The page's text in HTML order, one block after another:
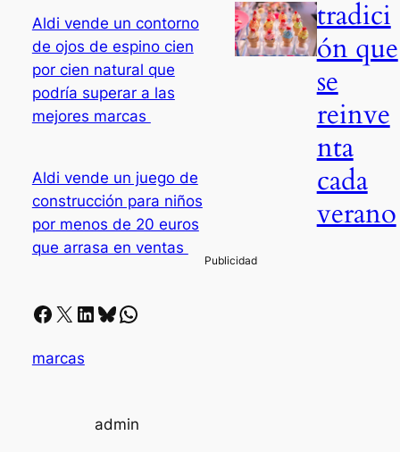
Aldi vende un contorno
de ojos de espino cien
por cien natural que
podría superar a las
mejores marcas
Aldi vende un juego de
construcción para niños
por menos de 20 euros
que arrasa en ventas
Facebook X LinkedIn Bluesky Whatsapp
marcas
admin
tradici
ón que
se
reinve
nta
cada
verano